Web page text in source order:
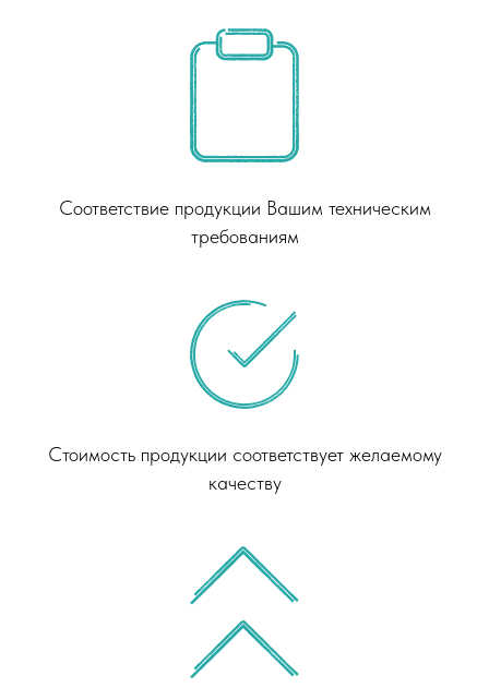
Соответствие продукции Вашим техническим
требованиям
Стоимость продукции соответствует желаемому
качеству